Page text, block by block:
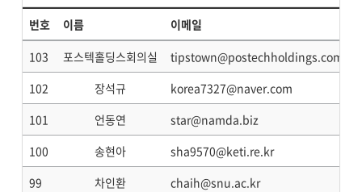
번호 이름 이메일
103
포스텍홀딩스회의실 tipstown@postechholdings.com
102
장석규 korea7327@naver.com
101
언동연 star@namda.biz
100
송현아 sha9570@keti.re.kr
99
차인환 chaih@snu.ac.kr